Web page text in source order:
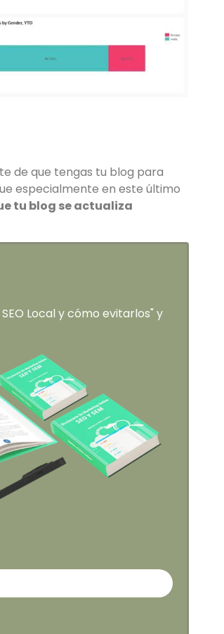
de que tengas tu blog para
especialmente en este último
tu blog se actualiza
Local y cómo evitarlos" y